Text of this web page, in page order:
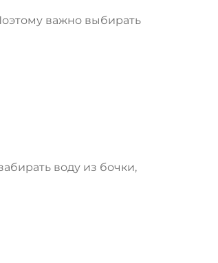
важно выбирать
воду из бочки,